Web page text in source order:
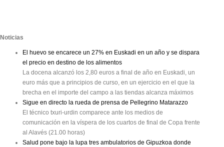
Noticias
El huevo se encarece un 27% en Euskadi en un año y se dispara
el precio en destino de los alimentos
La docena alcanzó los 2,80 euros a final de año en Euskadi, un
euro más que a principios de curso, en un ejercicio en el que la
brecha en el importe del campo a las tiendas alcanza máximos
Sigue en directo la rueda de prensa de Pellegrino Matarazzo
El técnico txuri-urdin comparece ante los medios de
comunicación en la víspera de los cuartos de final de Copa frente
al Alavés (21.00 horas)
Salud pone bajo la lupa tres ambulatorios de Gipuzkoa donde